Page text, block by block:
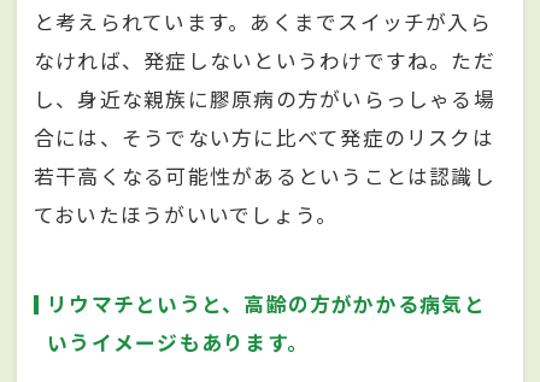
と考えられています。あくまでスイッチが入ら
なければ、発症しないというわけですね。ただ
し、身近な親族に膠原病の方がいらっしゃる場
合には、そうでない方に比べて発症のリスクは
若干高くなる可能性があるということは認識し
ておいたほうがいいでしょう。
リウマチというと、高齢の方がかかる病気と
いうイメージもあります。